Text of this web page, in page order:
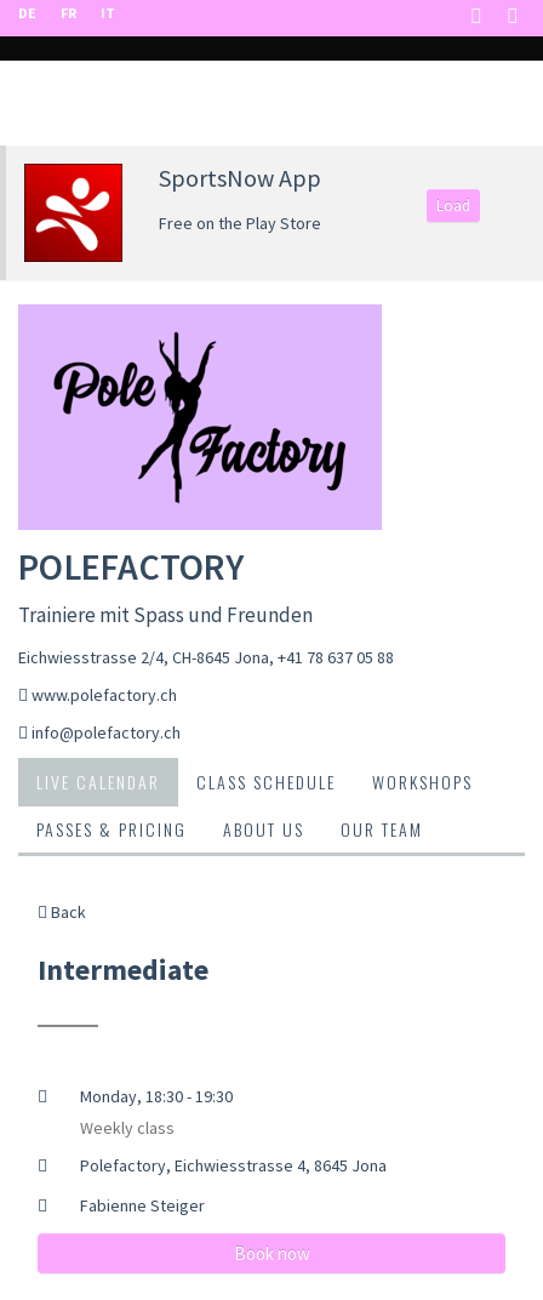
DE FR IT
SportsNow App
Free on the Play Store
Load
POLEFACTORY
Trainiere mit Spass und Freunden
Eichwiesstrasse 2/4, CH-8645 Jona, +41 78 637 05 88
www.polefactory.ch
info@polefactory.ch
LIVE CALENDAR CLASS SCHEDULE
WORKSHOPS
PASSES & PRICING
ABOUT US OUR TEAM
Back
Intermediate
Monday, 18:30 - 19:30
Weekly class
Polefactory, Eichwiesstrasse 4, 8645 Jona
Fabienne Steiger
Book now